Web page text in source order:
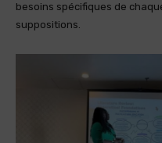
besoins spécifiques de
suppositions.